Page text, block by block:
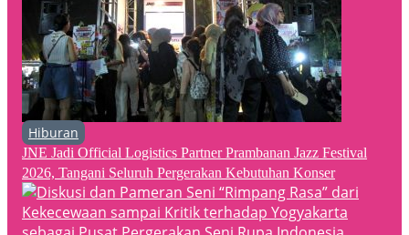
Hiburan
JNE Jadi Official Logistics Partner Prambanan Jazz Festival
2026, Tangani Seluruh Pergerakan Kebutuhan Konser